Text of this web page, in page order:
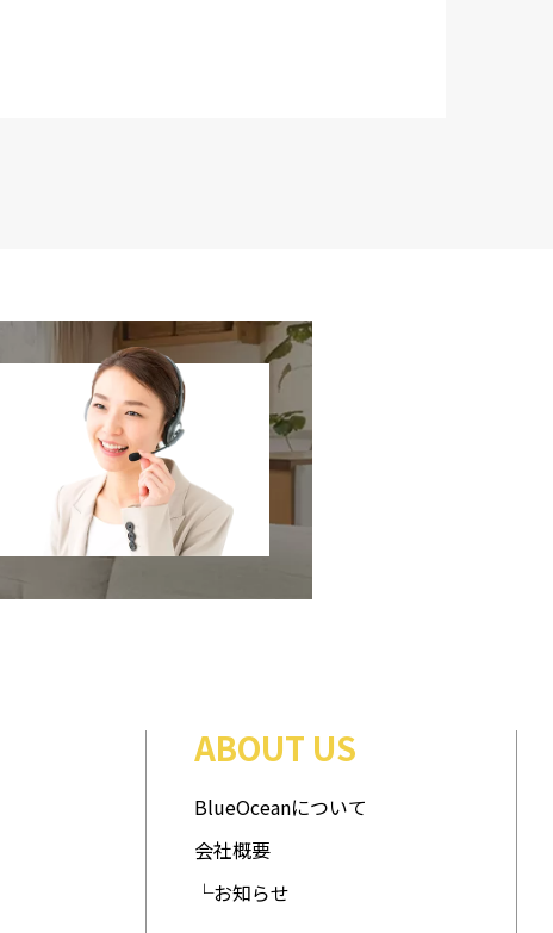
ABOUT US
BlueOceanについて
会社概要
└お知らせ